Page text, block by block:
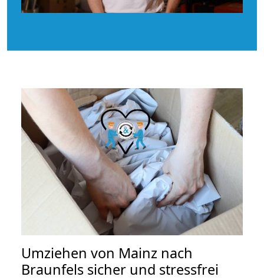
Umziehen von Mainz nach
Braunfels sicher und stressfrei